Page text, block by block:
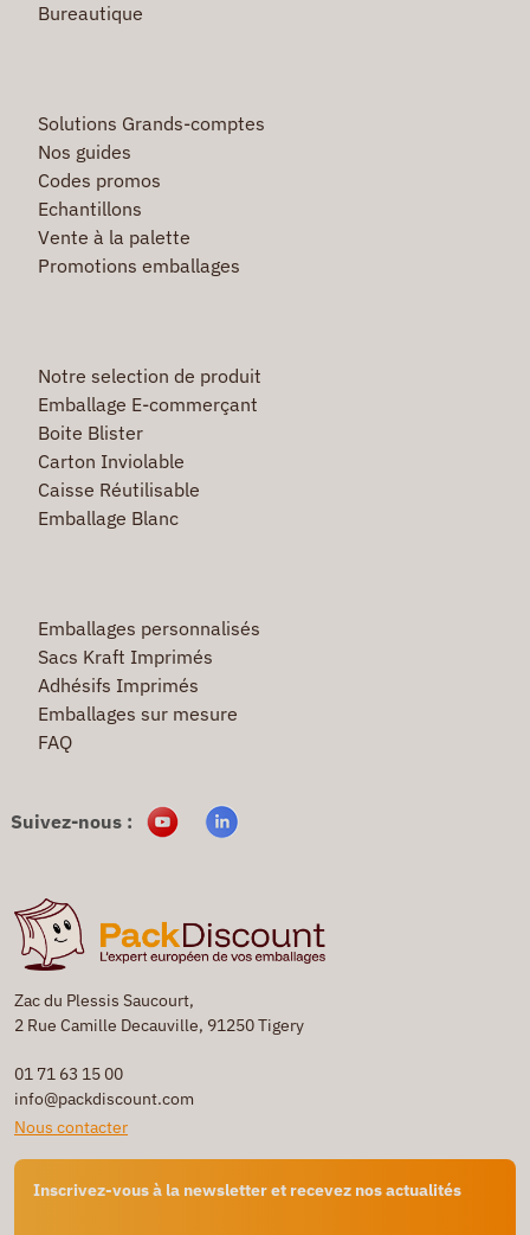
Zac du Plessis Saucourt,
2 Rue Camille Decauville, 91250 Tigery
01 71 63 15 00
info@packdiscount.com
Nous contacter
Inscrivez-vous à la newsletter et recevez nos actualités
Bureautique
Solutions Grands-comptes
Nos guides
Codes promos
Echantillons
Vente à la palette
Promotions emballages
Notre selection de produit
Emballage E-commerçant
Boite Blister
Carton Inviolable
Caisse Réutilisable
Emballage Blanc
Emballages personnalisés
Sacs Kraft Imprimés
Adhésifs Imprimés
Emballages sur mesure
FAQ
Suivez-nous :